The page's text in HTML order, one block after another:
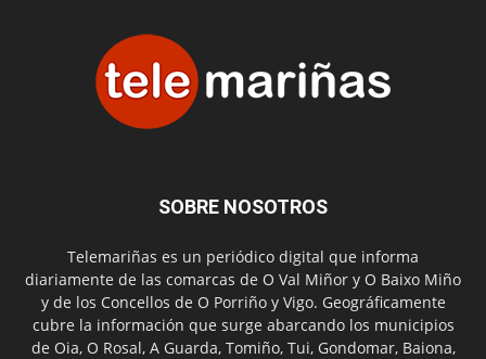
SOBRE NOSOTROS
Telemariñas es un periódico digital que informa
diariamente de las comarcas de O Val Miñor y O Baixo Miño
y de los Concellos de O Porriño y Vigo. Geográficamente
cubre la información que surge abarcando los municipios
de Oia, O Rosal, A Guarda, Tomiño, Tui, Gondomar, Baiona,